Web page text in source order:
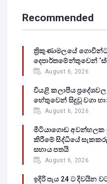
Recommended
ත්‍රිකුණාමලයේ
දෙපාර්තමේන්තුවෙන්
August 6, 2026
වියළි කලාපීය
හේතුවෙන් සිදුවූ වගා
August 6, 2026
මීටියාගොඩ අවන්හලක
කිරීමේ සිද්ධියේ
සහාය පතයි
August 6, 2026
ඉදිරි පැය 24 ට දිවයින